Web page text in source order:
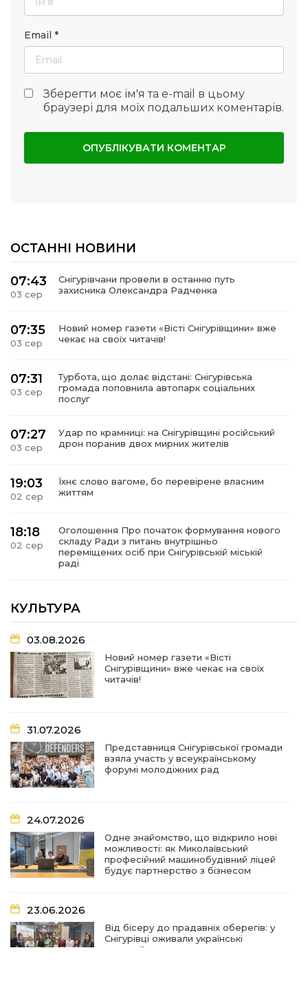
Email *
Зберегти моє ім'я та e-mail в цьому
браузері для моїх подальших коментарів.
ОСТАННІ НОВИНИ
07:43
03 сер
Снігурівчани провели в останню путь
захисника Олександра Радченка
07:35
03 сер
Новий номер газети «Вісті Снігурівщини» вже
чекає на своїх читачів!
07:31
03 сер
Турбота, що долає відстані: Снігурівська
громада поповнила автопарк соціальних
послуг
07:27
03 сер
Удар по крамниці: на Снігурівщині російський
дрон поранив двох мирних жителів
19:03
02 сер
Їхнє слово вагоме, бо перевірене власним
життям
18:18
02 сер
Оголошення Про початок формування нового
складу Ради з питань внутрішньо
переміщених осіб при Снігурівській міській
раді
01 сер
громаді провели профілактичний рейд
18:08
31 лип
Представниця Снігурівської громади взяла
участь у всеукраїнському форумі молодіжних
рад
Участь у міжрегіональному форумі «Стан та
10:54
28 лип
28 липня — День пам’яті Захисників і
Захисниць України, учасників добровольчих
формувань та цивільних осіб, які були
страчені, закатовані або загинули у полоні
18:31
27 лип
Зустріч із комерційним директором компанії
14:35
24 лип
Одне знайомство, що відкрило нові
можливості: як Миколаївський професійний
10:34
14 лип
30 років на «відмінно»
КУЛЬТУРА
03.08.2026
Новий номер газети «Вісті
Снігурівщини» вже чекає на своїх
читачів!
31.07.2026
Представниця Снігурівської громади
взяла участь у всеукраїнському
форумі молодіжних рад
24.07.2026
Одне знайомство, що відкрило нові
можливості: як Миколаївський
професійний машинобудівний ліцей
будує партнерство з бізнесом
23.06.2026
Від бісеру до прадавніх оберегів: у
Снігурівці оживали українські
традиції